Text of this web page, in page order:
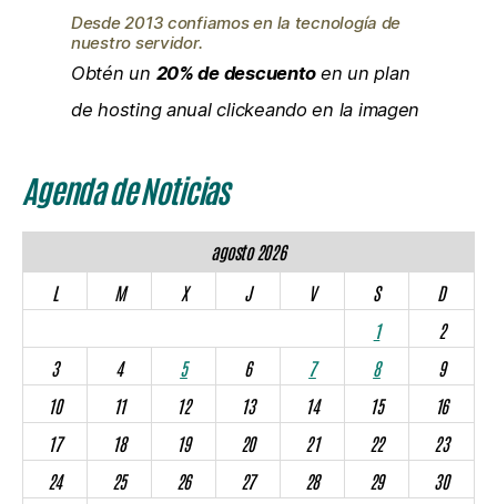
Desde 2013 confiamos en la tecnología de
nuestro servidor.
Obtén un 20% de descuentoen un plan
de hosting anual clickeando en la imagen
Agenda de Noticias
agosto 2026
L
M X J V S
D
1
2
3
4 5 6 7 8
9
10
11 12 13 14 15
16
17
18 19 20 21 22
23
24
25 26 27 28 29
30